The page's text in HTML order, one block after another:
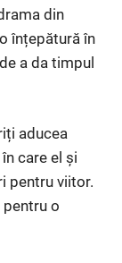
din
înțepătură în
a da timpul
aducea
care el și
pentru viitor.
pentru o